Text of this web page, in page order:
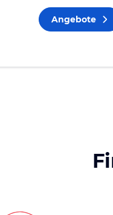
Angebote